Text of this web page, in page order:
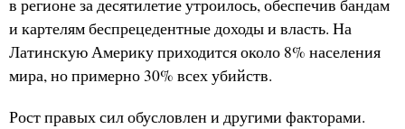
в регионе за десятилетие утроилось, обеспечив бандам
и картелям беспрецедентные доходы и власть. На
Латинскую Америку приходится около 8% населения
мира, но примерно 30% всех убийств.
Рост правых сил обусловлен и другими факторами.